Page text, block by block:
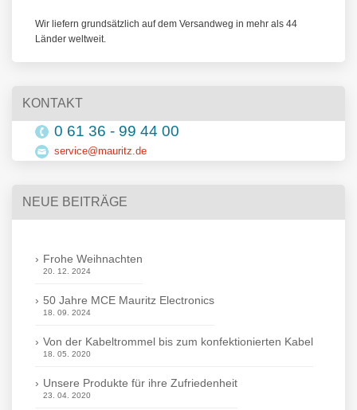
Wir liefern grundsätzlich auf dem Versandweg in mehr als 44
Länder weltweit.
KONTAKT
0 61 36 - 99 44 00
service@mauritz.de
NEUE BEITRÄGE
Frohe Weihnachten
20. 12. 2024
50 Jahre MCE Mauritz Electronics
18. 09. 2024
Von der Kabeltrommel bis zum konfektionierten Kabel
18. 05. 2020
Unsere Produkte für ihre Zufriedenheit
23. 04. 2020